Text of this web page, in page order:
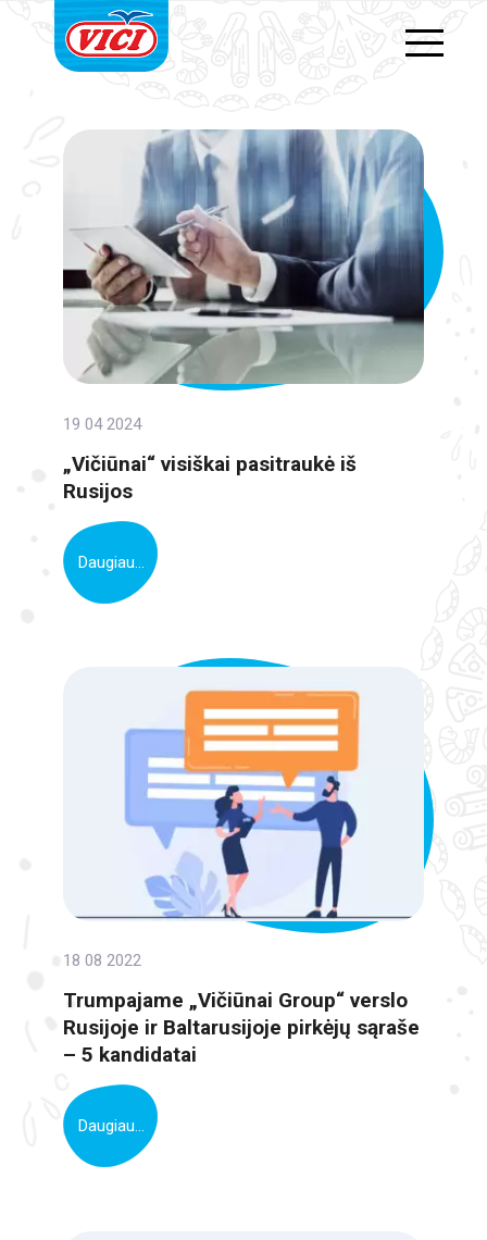
19 04 2024
„Vičiūnai“ visiškai pasitraukė iš
Rusijos
Daugiau...
18 08 2022
Trumpajame „Vičiūnai Group“ verslo
Rusijoje ir Baltarusijoje pirkėjų sąraše
– 5 kandidatai
Daugiau...